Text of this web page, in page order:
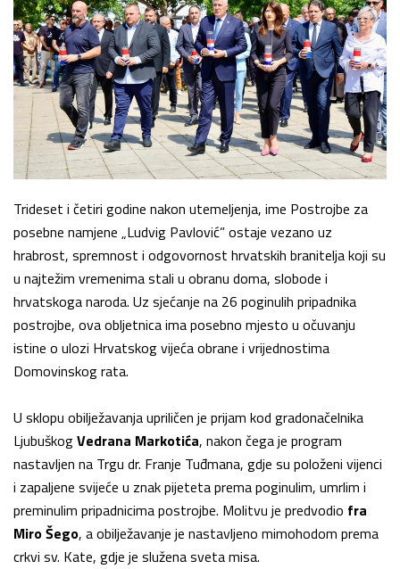
Trideset i četiri godine nakon utemeljenja, ime Postrojbe za
posebne namjene „Ludvig Pavlović” ostaje vezano uz
hrabrost, spremnost i odgovornost hrvatskih branitelja koji su
u najtežim vremenima stali u obranu doma, slobode i
hrvatskoga naroda. Uz sjećanje na 26 poginulih pripadnika
postrojbe, ova obljetnica ima posebno mjesto u očuvanju
istine o ulozi Hrvatskog vijeća obrane i vrijednostima
Domovinskog rata.
U sklopu obilježavanja upriličen je prijam kod gradonačelnika
LjubuškogVedrana Markotića, nakon čega je program
nastavljen na Trgu dr. Franje Tuđmana, gdje su položeni vijenci
i zapaljene svijeće u znak pijeteta prema poginulim, umrlim i
preminulim pripadnicima postrojbe. Molitvu je predvodio fra
Miro Šego, a obilježavanje je nastavljeno mimohodom prema
crkvi sv. Kate, gdje je služena sveta misa.